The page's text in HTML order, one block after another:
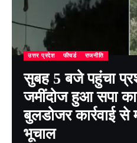
उत्तर प्रदेश फीचर्ड राजनीति
सुबह 5 बजे पहुंचा
जमींदोज हुआ सपा
बुलडोजर कार्रवाई से
भूचाल